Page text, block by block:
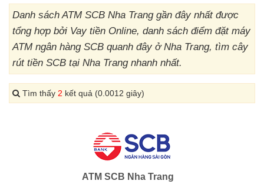
Danh sách ATM SCB Nha Trang gần đây nhất được
tổng hợp bởi Vay tiền Online, danh sách điểm đặt máy
ATM ngân hàng SCB quanh đây ở Nha Trang, tìm cây
rút tiền SCB tại Nha Trang nhanh nhất.
Tìm thấy 2 kết quả (0.0012 giây)
ATM SCB Nha Trang